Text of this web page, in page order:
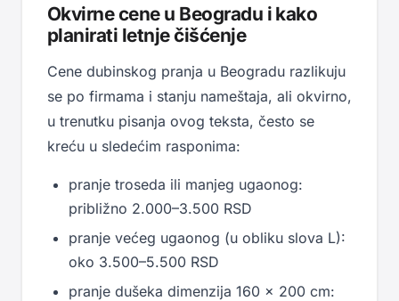
Okvirne cene u Beogradu i kako
planirati letnje čišćenje
Cene dubinskog pranja u Beogradu razlikuju
se po firmama i stanju nameštaja, ali okvirno,
u trenutku pisanja ovog teksta, često se
kreću u sledećim rasponima:
pranje troseda ili manjeg ugaonog:
približno 2.000–3.500 RSD
pranje većeg ugaonog (u obliku slova L):
oko 3.500–5.500 RSD
pranje dušeka dimenzija 160 × 200 cm: